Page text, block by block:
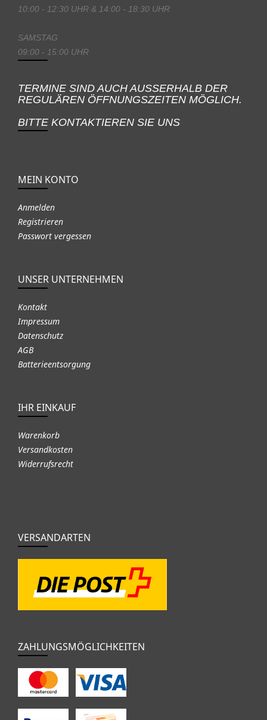
10:00 - 12:30 UHR & 14:00 - 18:30 UHR
SAMSTAG
09:00 - 15:00 UHR
TERMINE SIND AUCH AUSSERHALB DER
REGULÄREN ÖFFNUNGSZEITEN MÖGLICH.
BITTE KONTAKTIEREN SIE UNS
MEIN KONTO
Anmelden
Registrieren
Passwort vergessen
UNSER UNTERNEHMEN
Kontakt
Impressum
Datenschutz
AGB
Batterieentsorgung
IHR EINKAUF
Warenkorb
Versandkosten
Widerrufsrecht
VERSANDARTEN
ZAHLUNGSMÖGLICHKEITEN